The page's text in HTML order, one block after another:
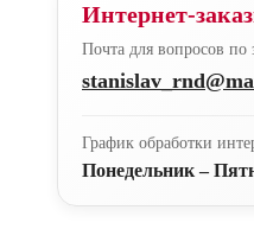
Интернет-
Почта для вопросов по
График обработки
Понедельник –